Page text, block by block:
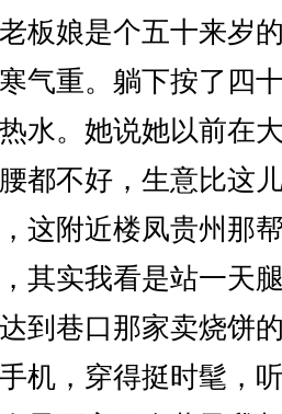
板娘是个五十来岁
气重。躺下按了四
水。她说她以前在
都不好，生意比这
这附近楼凤贵州那
其实我看是站一天
到巷口那家卖烧饼
机，穿得挺时髦，